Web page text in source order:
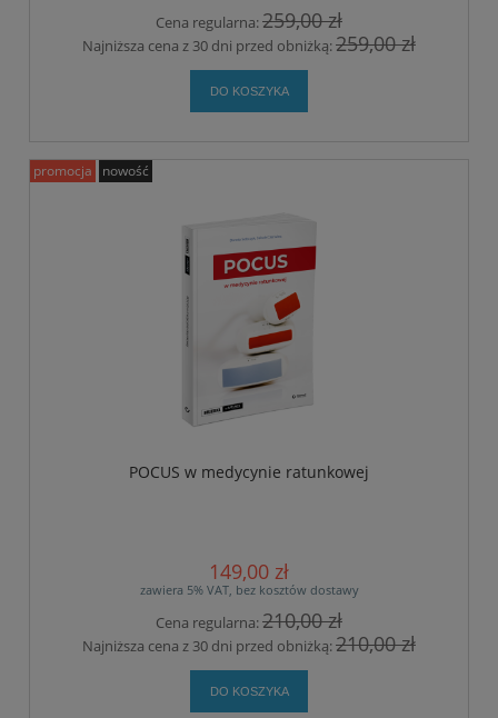
Cena regularna:259,00 zł
Najniższa cena z 30 dni przed obniżką:259,00 zł
DO KOSZYKA
POCUS w medycynie ratunkowej
149,00 zł
zawiera 5% VAT, bez kosztów dostawy
Cena regularna:210,00 zł
Najniższa cena z 30 dni przed obniżką:210,00 zł
DO KOSZYKA
promocja nowość